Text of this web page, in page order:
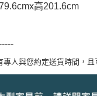
高201.6cm
人與您約定送貨時間，且